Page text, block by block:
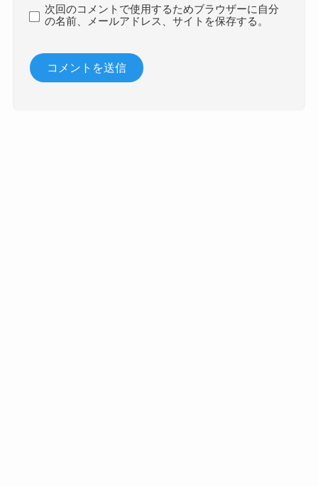
次回のコメントで使用するためブラウザーに自分
の名前、メールアドレス、サイトを保存する。